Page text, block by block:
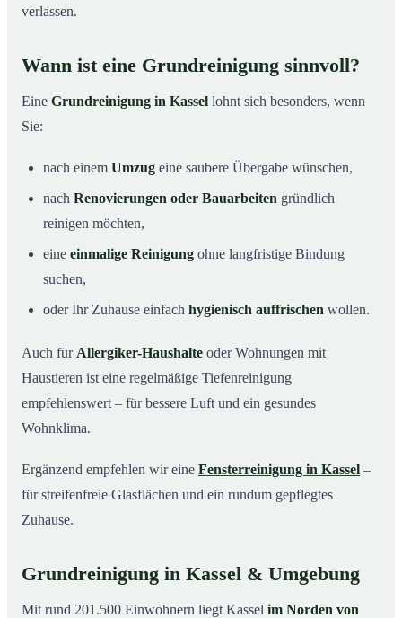
verlassen.
Wann ist eine Grundreinigung sinnvoll?
Eine Grundreinigung in Kassel lohnt sich besonders, wenn
Sie:
nach einem Umzug eine saubere Übergabe wünschen,
nach Renovierungen oder Bauarbeiten gründlich
reinigen möchten,
eine einmalige Reinigung ohne langfristige Bindung
suchen,
oder Ihr Zuhause einfach hygienisch auffrischen wollen.
Auch für Allergiker-Haushalte oder Wohnungen mit
Haustieren ist eine regelmäßige Tiefenreinigung
empfehlenswert – für bessere Luft und ein gesundes
Wohnklima.
Ergänzend empfehlen wir eine Fensterreinigung in Kassel –
für streifenfreie Glasflächen und ein rundum gepflegtes
Zuhause.
Grundreinigung in Kassel & Umgebung
Mit rund 201.500 Einwohnern liegt Kassel im Norden von